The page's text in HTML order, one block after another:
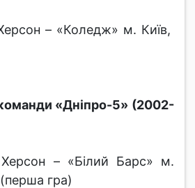
– «Коледж» м. Київ,
«Дніпро-5» (2002-
– «Білий Барс» м.
гра)